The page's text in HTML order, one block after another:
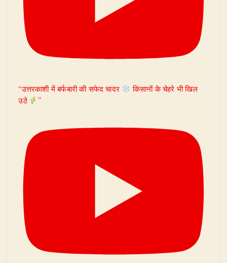
“उत्तरकाशी में बर्फबारी की सफेद चादर
किसानों के चेहरे भी खिल
उठे
”